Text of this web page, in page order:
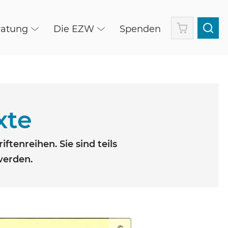
Die EZW Spenden Warenkorb
Sie sind teils